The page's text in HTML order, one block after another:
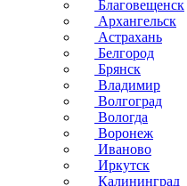
Благовещенск
Архангельск
Астрахань
Белгород
Брянск
Владимир
Волгоград
Вологда
Воронеж
Иваново
Иркутск
Калининград